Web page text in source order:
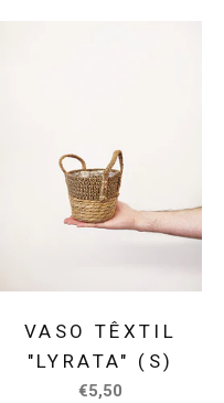
VASO TÊXTIL
"LYRATA" (S)
€5,50